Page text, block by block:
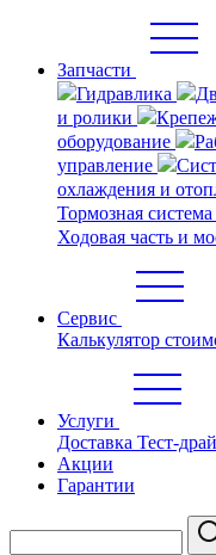
Запчасти
Гидравлика
и ролики
оборудование
управление
охлаждения и
Тормозная система
Ходовая часть и
Сервис
Калькулятор
Услуги
Доставка Тест-
Акции
Гарантии